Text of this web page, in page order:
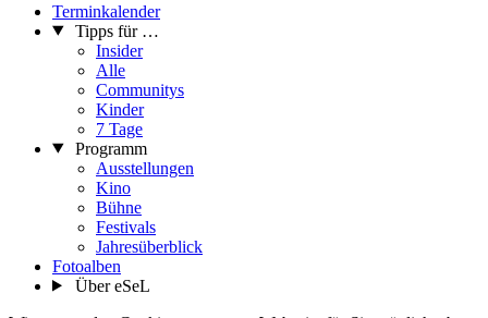
Terminkalender
Tipps für …
Insider
Alle
Communitys
Kinder
7 Tage
Programm
Ausstellungen
Kino
Bühne
Festivals
Jahresüberblick
Fotoalben
Über eSeL